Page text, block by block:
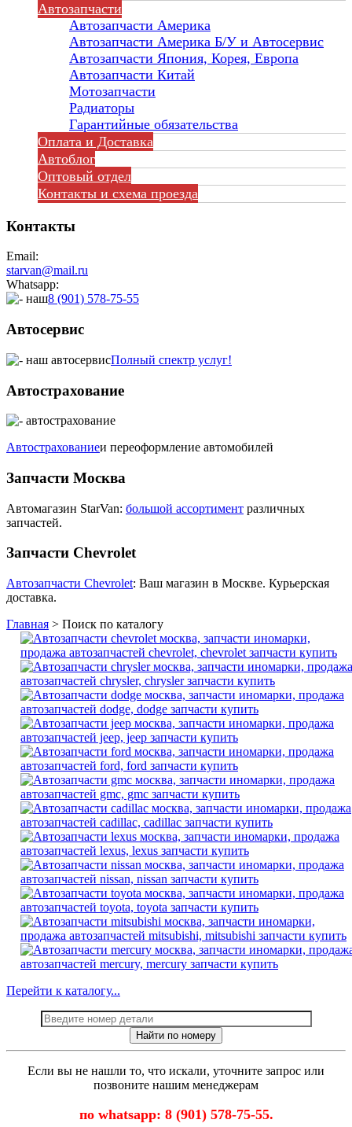
Автозапчасти
Автозапчасти Америка
Автозапчасти Америка Б/У и Автосервис
Автозапчасти Япония, Корея, Европа
Автозапчасти Китай
Мотозапчасти
Радиаторы
Гарантийные обязательства
Оплата и Доставка
Автоблог
Оптовый отдел
Контакты и схема проезда
Контакты
Email:
starvan@mail.ru
Whatsapp:
8 (901) 578-75-55
Автосервис
Полный спектр услуг!
Автострахование
Автострахованиеи переоформление автомобилей
Запчасти Москва
Автомагазин StarVan: большой ассортимент различных
запчастей.
Запчасти Chevrolet
Автозапчасти Chevrolet: Ваш магазин в Москве. Курьерская
доставка.
Главная > Поиск по каталогу
Перейти к каталогу...
Найти по номеру
Если вы не нашли то, что искали, уточните запрос или
позвоните нашим менеджерам
по whatsapp: 8 (901) 578-75-55.